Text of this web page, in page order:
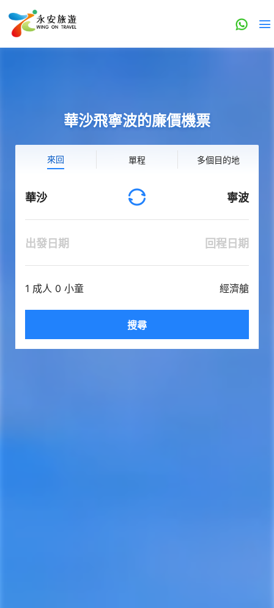
華沙飛寧波的廉價機票
來回 單程 多個目的地
華沙 寧波
出發日期 回程日期
1 成人 0 小童 經濟艙
搜尋